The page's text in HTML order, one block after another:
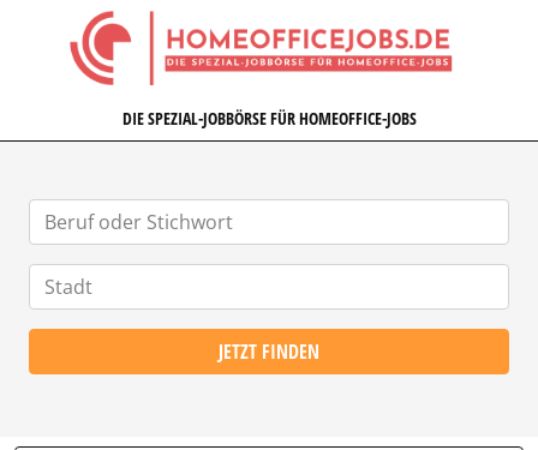
HOMEOFFICEJOBS.DE
DIE SPEZIAL-JOBBÖRSE FÜR HOMEOFFICE-JOBS
JETZT FINDEN